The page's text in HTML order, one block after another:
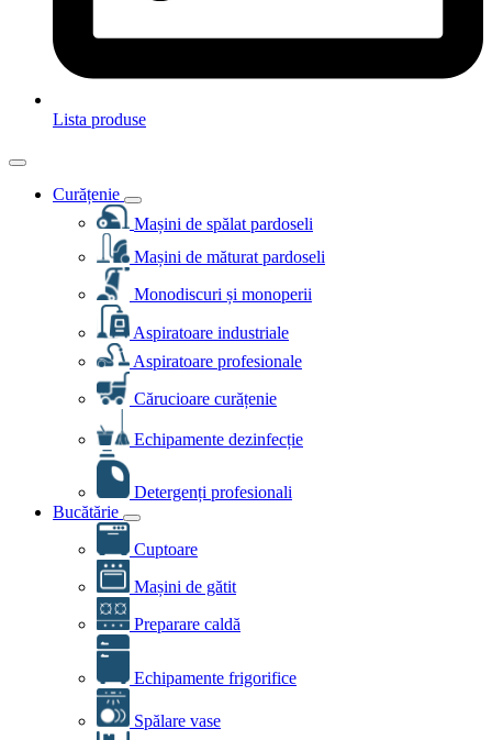
Lista produse
Curățenie
Mașini de spălat pardoseli
Mașini de măturat pardoseli
Monodiscuri și monoperii
Aspiratoare industriale
Aspiratoare profesionale
Cărucioare curățenie
Echipamente dezinfecție
Detergenți profesionali
Bucătărie
Cuptoare
Mașini de gătit
Preparare caldă
Echipamente frigorifice
Spălare vase